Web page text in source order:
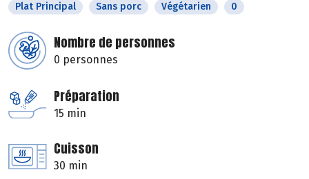
Plat Principal Sans porc Végétarien 0
Nombre de personnes
0 personnes
Préparation
15 min
Cuisson
30 min